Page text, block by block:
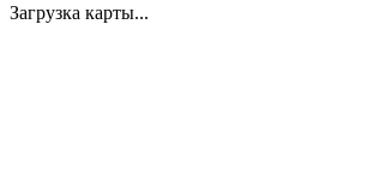
Загрузка карты...